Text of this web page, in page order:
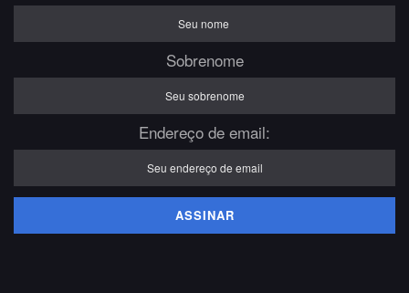
Sobrenome
Endereço de email: